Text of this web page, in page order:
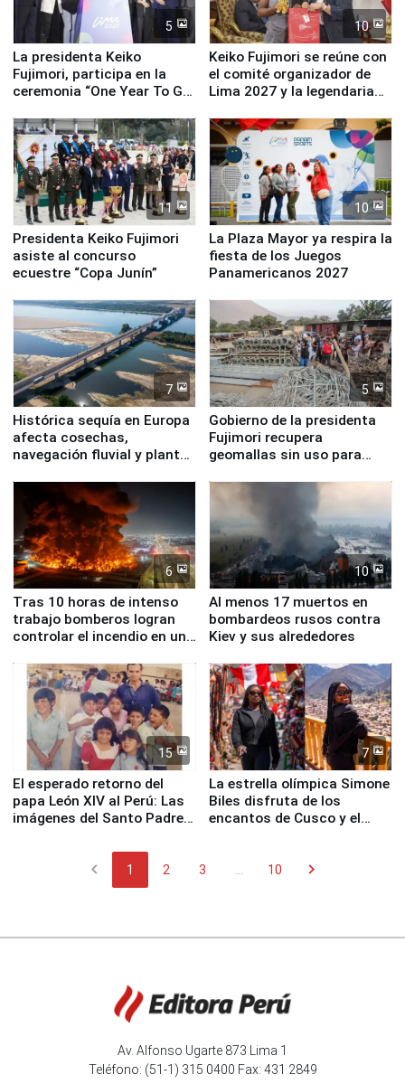
5
La presidenta Keiko
Fujimori, participa en la
ceremonia “One Year To Go
10
Keiko Fujimori se reúne con
el comité organizador de
Lima 2027 y la legendaria
11
Presidenta Keiko Fujimori
asiste al concurso
ecuestre “Copa Junín”
10
La Plaza Mayor ya respira la
fiesta de los Juegos
Panamericanos 2027
7
Histórica sequía en Europa
afecta cosechas,
navegación fluvial y plantas
5
Gobierno de la presidenta
Fujimori recupera
geomallas sin uso para
Fenómeno El Niño
6
Tras 10 horas de intenso
trabajo bomberos logran
controlar el incendio en una
de Chile
10
Al menos 17 muertos en
bombardeos rusos contra
Kiev y sus alrededores
15
El esperado retorno del
papa León XIV al Perú: Las
imágenes del Santo Padre
7
La estrella olímpica Simone
Biles disfruta de los
encantos de Cusco y el
chevron_left 1 2 3 ... 10 chevron_right
Av. Alfonso Ugarte 873 Lima 1
Teléfono: (51-1) 315 0400 Fax: 431 2849